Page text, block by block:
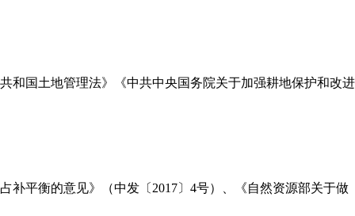
共和国土地管理法》《中共中央国务院关于加强耕地保护和改进
占补平衡的意见》（中发〔2017〕4号）、《自然资源部关于做